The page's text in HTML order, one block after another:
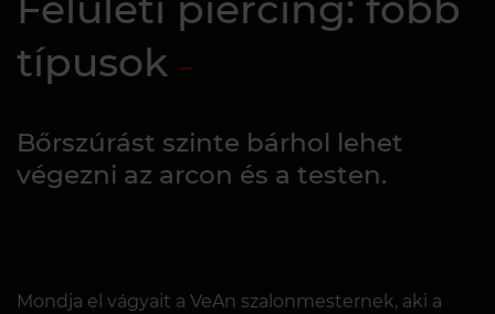
típusok
Bőrszúrást szinte bárhol lehet
végezni az arcon és a testen.
Mondja el vágyait a VeAn szalonmesternek, aki a